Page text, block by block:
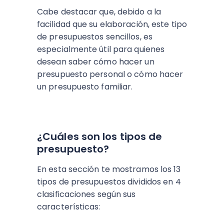
Cabe destacar que, debido a la
facilidad que su elaboración, este tipo
de presupuestos sencillos, es
especialmente útil para quienes
desean saber cómo hacer un
presupuesto personal o cómo hacer
un presupuesto familiar.
¿Cuáles son los tipos de
presupuesto?
En esta sección te mostramos los 13
tipos de presupuestos divididos en 4
clasificaciones según sus
características: